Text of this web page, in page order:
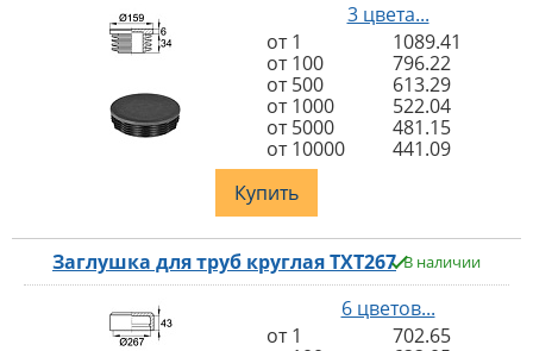
3 цвета...
от 1
1089.41
от 100
796.22
от 500
613.29
от 1000
522.04
от 5000
481.15
от 10000
441.09
Купить
Заглушка для труб круглая TXT267 В наличии
6 цветов...
от 1
702.65